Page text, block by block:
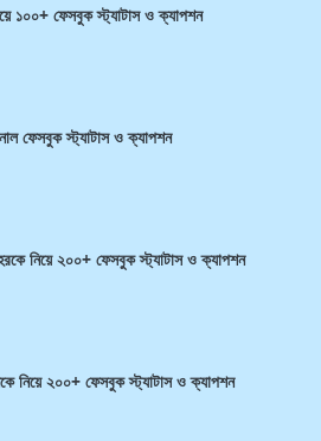
১০০+ ফেসবুক স্ট্যাটাস ও ক্যাপশন
ফেসবুক স্ট্যাটাস ও ক্যাপশন
নিয়ে ২০০+ ফেসবুক স্ট্যাটাস ও ক্যাপশন
নিয়ে ২০০+ ফেসবুক স্ট্যাটাস ও ক্যাপশন